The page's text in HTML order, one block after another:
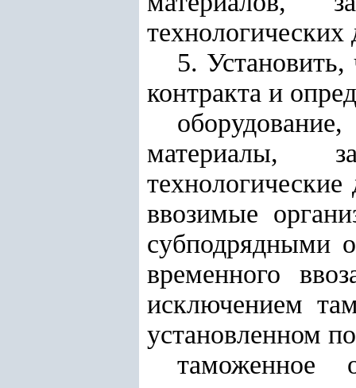
5. Установить,
контракта и
материалы,
ввозимые
субподрядными
временного
исключением
установленном
таможенное